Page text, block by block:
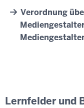
Verordnung
Lernfelder und